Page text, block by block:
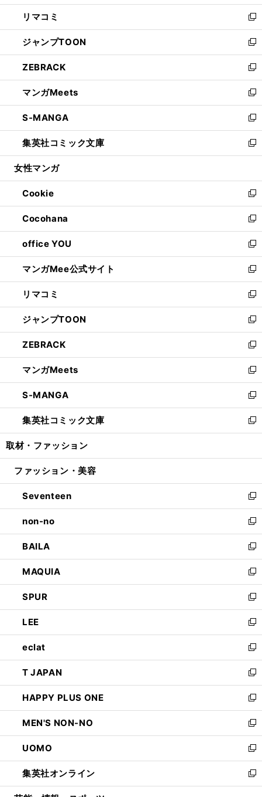
ウ
で
開
く
ン
ド
ウ
で
開
く
ウ
ィ
ン
ド
ウ
で
開
く
し
い
ウ
ィ
ン
ド
ウ
で
開
く
リマコミ
新
し
い
ウ
ィ
ン
ド
ウ
で
開
く
ジャンプTOON
新
し
い
ウ
ィ
ン
ド
ウ
で
開
ZEBRACK
新
し
い
ウ
ィ
ン
ド
ウ
開
く
マンガMeets
新
し
い
ウ
ィ
ン
ウ
で
開
く
S-MANGA
新
し
い
ウ
ン
ド
ウ
で
開
く
集英社コミック文庫
新
し
ウ
ィ
ン
ド
ウ
で
開
く
女性マンガ
Cookie
新
し
い
ウ
ィ
ン
ド
ウ
で
開
く
Cocohana
新
し
い
ウ
ィ
ン
ド
ウ
で
開
く
office YOU
新
し
い
ウ
ィ
ン
ド
ウ
で
開
く
マンガMee公式サイト
新
し
い
ウ
ィ
ン
ド
ウ
で
開
く
リマコミ
新
し
い
ウ
ィ
ン
ド
ウ
で
開
く
ジャンプTOON
新
し
い
ウ
ィ
ン
ド
ウ
で
開
ZEBRACK
新
し
い
ウ
ィ
ン
ド
ウ
開
マンガMeets
新
し
い
ウ
ィ
ン
ウ
開
く
S-MANGA
新
し
い
ウ
ン
ウ
で
開
く
集英社コミック文庫
新
し
ウ
ン
ド
ウ
で
開
く
取材・ファッション
ファッション・美容
Seventeen
新
し
い
ウ
ィ
ン
ド
ウ
で
開
く
non-no
新
し
い
ウ
ィ
ン
ド
ウ
で
開
く
BAILA
新
し
い
ウ
ィ
ン
ド
ウ
で
開
く
MAQUIA
新
し
い
ウ
ィ
ン
ド
ウ
で
開
く
SPUR
新
し
い
ウ
ィ
ン
ド
ウ
で
開
く
LEE
新
し
い
ウ
ィ
ン
ド
ウ
で
開
く
eclat
新
し
い
ウ
ィ
ン
ド
ウ
で
開
く
T JAPAN
新
し
い
ウ
ィ
ン
ド
ウ
で
開
HAPPY PLUS ONE
新
し
い
ウ
ィ
ン
ド
ウ
MEN'S NON-NO
新
し
い
ウ
ィ
ン
UOMO
新
し
い
ウ
集英社オンライン
新
し